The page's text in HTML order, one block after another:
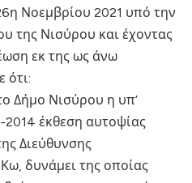
Νοεμβρίου 2021 υπό την
της Νισύρου και έχοντας
εκ της ως άνω
ότι:
Δήμο Νισύρου η υπ’
έκθεση αυτοψίας
Διεύθυνσης
δυνάμει της οποίας